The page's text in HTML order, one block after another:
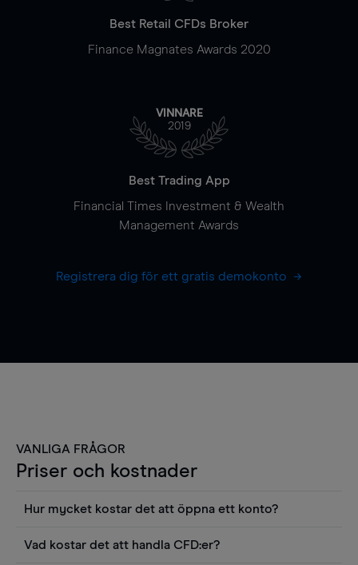
Best Retail CFDs Broker
Finance Magnates Awards 2020
VINNARE
2019
Best Trading App
Financial Times Investment & Wealth
Management Awards
Registrera dig för ett gratis demokonto
VANLIGA FRÅGOR
Priser och kostnader
Hur mycket kostar det att öppna ett konto?
Vad kostar det att handla CFD:er?